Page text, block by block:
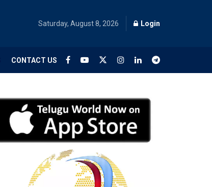
Saturday, August 8, 2026 Login
CONTACT US